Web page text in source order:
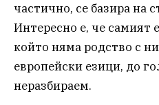
частично, се базира на
Интересно е, че самият
който няма родство с
европейски езици, до
неразбираем.